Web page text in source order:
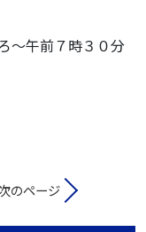
〜午前７時３０分
のページ